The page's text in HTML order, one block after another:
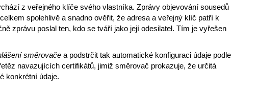
z veřejného klíče svého vlastníka. Zprávy objevování sousedů
spolehlivě a snadno ověřit, že adresa a veřejný klíč patří k
zprávu poslal ten, kdo se tváří jako její odesilatel. Tím je vyřešen
směrovače a podstrčit tak automatické konfiguraci údaje podle
navazujících certifikátů, jimiž směrovač prokazuje, že určitá
konkrétní údaje.